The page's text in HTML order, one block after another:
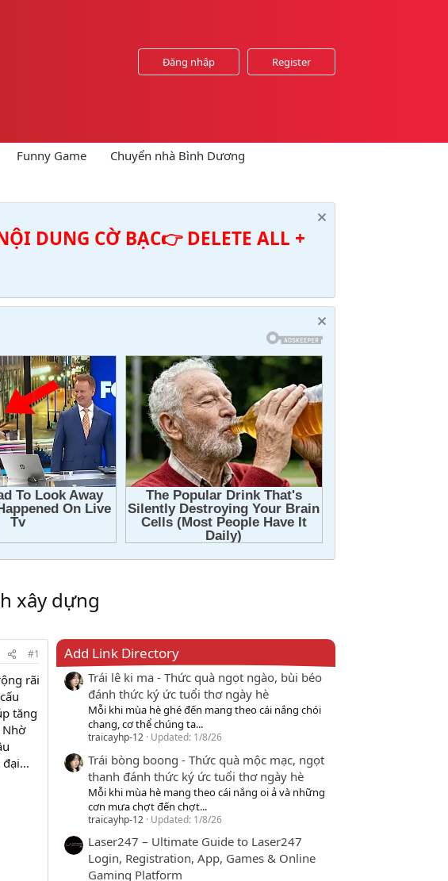
Đăng nhập Register
Funny Game Chuyển nhà Bình Dương
DUNG CỜ BẠC👉 DELETE ALL +
xây dựng
#1
rãi
tăng
đại…
Add Link Directory
Trái lê ki ma - Thức quà ngọt ngào, bùi béo
đánh thức ký ức tuổi thơ ngày hè
Mỗi khi mùa hè ghé đến mang theo cái nắng chói
chang, cơ thể chúng ta...
traicayhp-12 Updated: 1/8/26
Trái bòng boong - Thức quà mộc mạc, ngọt
thanh đánh thức ký ức tuổi thơ ngày hè
Mỗi khi mùa hè mang theo cái nắng oi ả và những
cơn mưa chợt đến chợt...
traicayhp-12 Updated: 1/8/26
Laser247 – Ultimate Guide to Laser247
Login, Registration, App, Games & Online
Gaming Platform